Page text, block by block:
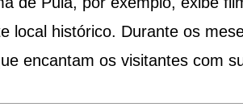
local histórico. Durante os
encantam os visitantes com